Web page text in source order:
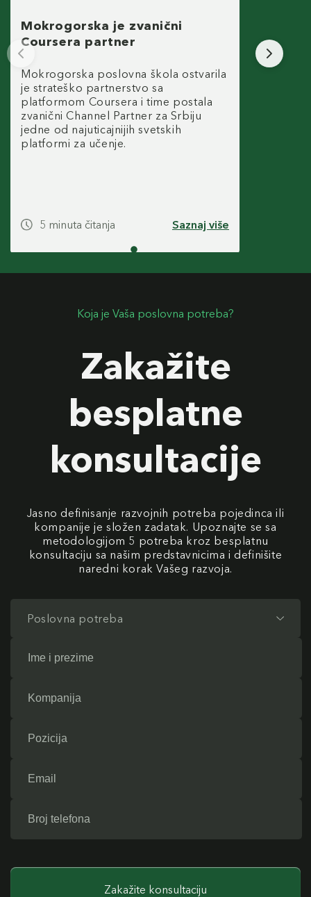
Mokrogorska je zvanični
Coursera partner
Mokrogorska poslovna škola ostvarila
je strateško partnerstvo sa
platformom Coursera i time postala
zvanični Channel Partner za Srbiju
jedne od najuticajnijih svetskih
platformi za učenje.
5 minuta čitanja Saznaj više
Koja je Vaša poslovna potreba?
Zakažite
besplatne
konsultacije
Jasno definisanje razvojnih potreba pojedinca ili
kompanije je složen zadatak. Upoznajte se sa
metodologijom 5 potreba kroz besplatnu
konsultaciju sa našim predstavnicima i definišite
naredni korak Vašeg razvoja.
Poslovna potreba
Zakažite konsultaciju